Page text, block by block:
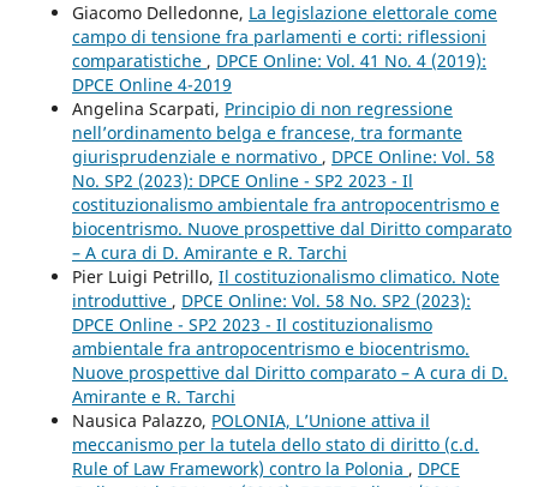
Giacomo Delledonne, La legislazione elettorale come
campo di tensione fra parlamenti e corti: riflessioni
comparatistiche , DPCE Online: Vol. 41 No. 4 (2019):
DPCE Online 4-2019
Angelina Scarpati, Principio di non regressione
nell’ordinamento belga e francese, tra formante
giurisprudenziale e normativo , DPCE Online: Vol. 58
No. SP2 (2023): DPCE Online - SP2 2023 - Il
costituzionalismo ambientale fra antropocentrismo e
biocentrismo. Nuove prospettive dal Diritto comparato
– A cura di D. Amirante e R. Tarchi
Pier Luigi Petrillo, Il costituzionalismo climatico. Note
introduttive , DPCE Online: Vol. 58 No. SP2 (2023):
DPCE Online - SP2 2023 - Il costituzionalismo
ambientale fra antropocentrismo e biocentrismo.
Nuove prospettive dal Diritto comparato – A cura di D.
Amirante e R. Tarchi
Nausica Palazzo, POLONIA, L’Unione attiva il
meccanismo per la tutela dello stato di diritto (c.d.
Rule of Law Framework) contro la Polonia , DPCE